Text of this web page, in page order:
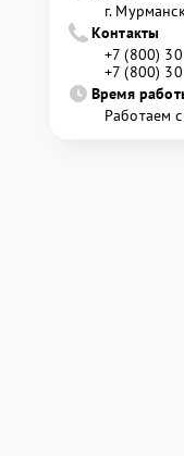
г.
Контакты
+7 (800)
+7 (800)
Время
Работаем